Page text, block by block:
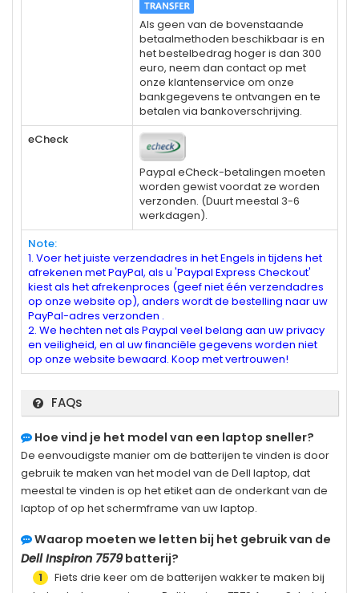
Als geen van de bovenstaande
betaalmethoden beschikbaar is en
het bestelbedrag hoger is dan 300
euro, neem dan contact op met
onze klantenservice om onze
bankgegevens te ontvangen en te
betalen via bankoverschrijving.
eCheck
Paypal eCheck-betalingen moeten
worden gewist voordat ze worden
verzonden. (Duurt meestal 3-6
werkdagen).
Note:
1. Voer het juiste verzendadres in het Engels in tijdens het
afrekenen met PayPal, als u 'Paypal Express Checkout'
kiest als het afrekenproces (geef niet één verzendadres
op onze website op), anders wordt de bestelling naar uw
PayPal-adres verzonden .
2. We hechten net als Paypal veel belang aan uw privacy
en veiligheid, en al uw financiële gegevens worden niet
op onze website bewaard. Koop met vertrouwen!
FAQs
Hoe vind je het model van een laptop sneller?
De eenvoudigste manier om de batterijen te vinden is door
gebruik te maken van het model van de Dell laptop, dat
meestal te vinden is op het etiket aan de onderkant van de
laptop of op het schermframe van uw laptop.
Waarop moeten we letten bij het gebruik van de
Dell Inspiron 7579batterij?
1
Fiets drie keer om de batterijen wakker te maken bij